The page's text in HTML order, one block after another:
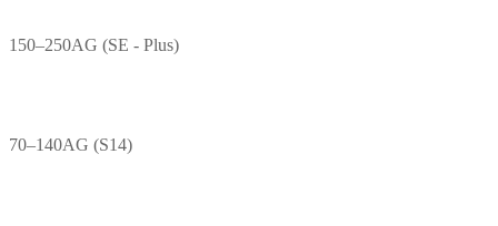
150–250AG (SE - Plus)
70–140AG (S14)